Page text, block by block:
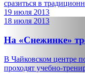
сразиться в
19 июля 2013
18 июля 2013
На «Снежинке»
В Чайковском центре
проходят учебно-